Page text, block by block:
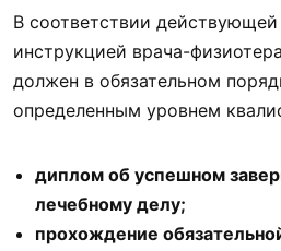
В соответствии
инструкцией врача-
должен в обязательном
определенным уровнем
диплом об успешном
лечебному делу;
прохождение